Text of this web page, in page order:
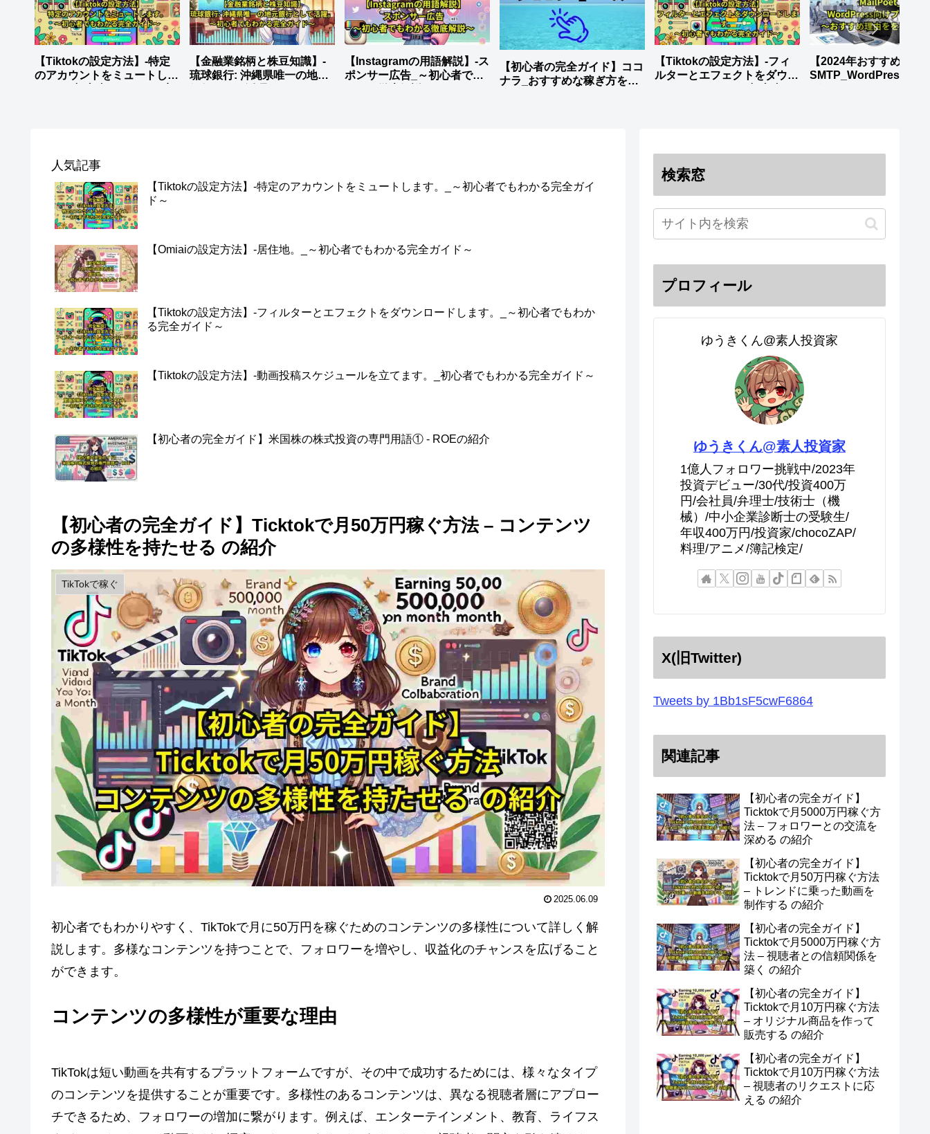
【Tiktokの設定方法】-特定
のアカウントをミュートしま
【金融業銘柄と株豆知識】-
琉球銀行: 沖縄県唯一の地元
【Instagramの用語解説】-ス
ポンサー広告_～初心者でも
【初心者の完全ガイド】ココ
ナラ_おすすめな稼ぎ方を徹
【Tiktokの設定方法】-フィ
ルターとエフェクトをダウン
【2024年おすすめ】
SMTP_WordPress向け
人気記事
【Tiktokの設定方法】-特定のアカウントをミュートします。_～初心者でもわかる完全ガイ
ド～
【Omiaiの設定方法】-居住地。_～初心者でもわかる完全ガイド～
【Tiktokの設定方法】-フィルターとエフェクトをダウンロードします。_～初心者でもわか
る完全ガイド～
【Tiktokの設定方法】-動画投稿スケジュールを立てます。_初心者でもわかる完全ガイド～
【初心者の完全ガイド】米国株の株式投資の専門用語① - ROEの紹介
【初心者の完全ガイド】Ticktokで月50万円稼ぐ方法 – コンテンツ
の多様性を持たせる の紹介
TikTokで稼ぐ
2025.06.09
初心者でもわかりやすく、TikTokで月に50万円を稼ぐためのコンテンツの多様性について詳しく解
説します。多様なコンテンツを持つことで、フォロワーを増やし、収益化のチャンスを広げること
ができます。
コンテンツの多様性が重要な理由
TikTokは短い動画を共有するプラットフォームですが、その中で成功するためには、様々なタイプ
のコンテンツを提供することが重要です。多様性のあるコンテンツは、異なる視聴者層にアプロー
チできるため、フォロワーの増加に繋がります。例えば、エンターテインメント、教育、ライフス
検索窓
プロフィール
ゆうきくん@素人投資家
ゆうきくん@素人投資家
1億人フォロワー挑戦中/2023年
投資デビュー/30代/投資400万
円/会社員/弁理士/技術士（機
械）/中小企業診断士の受験生/
年収400万円/投資家/chocoZAP/
料理/アニメ/簿記検定/
X(旧Twitter)
Tweets by 1Bb1sF5cwF6864
関連記事
【初心者の完全ガイド】
Ticktokで月5000万円稼ぐ方
法 – フォロワーとの交流を
深める の紹介
【初心者の完全ガイド】
Ticktokで月50万円稼ぐ方法
– トレンドに乗った動画を
制作する の紹介
【初心者の完全ガイド】
Ticktokで月5000万円稼ぐ方
法 – 視聴者との信頼関係を
築く の紹介
【初心者の完全ガイド】
Ticktokで月10万円稼ぐ方法
– オリジナル商品を作って
販売する の紹介
【初心者の完全ガイド】
Ticktokで月10万円稼ぐ方法
– 視聴者のリクエストに応
える の紹介